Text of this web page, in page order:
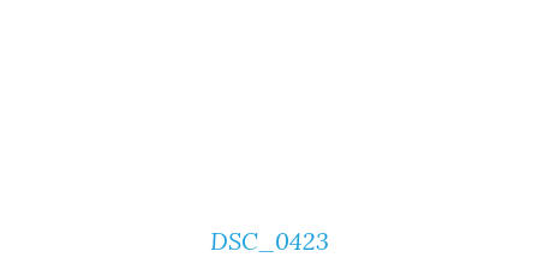
DSC_0423